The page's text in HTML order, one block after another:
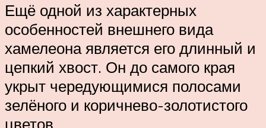
Ещё одной из характерных
особенностей внешнего вида
хамелеона является его длинный и
цепкий хвост. Он до самого края
укрыт чередующимися полосами
зелёного и коричнево-золотистого
цветов.